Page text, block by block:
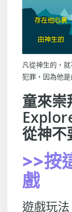
凡從神生的，
犯罪，因為他
童來崇
從神不
>>按
戲
遊戲玩法